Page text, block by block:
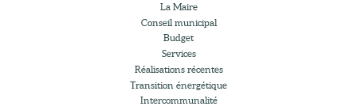
La Maire
Conseil municipal
Budget
Services
Réalisations récentes
Transition énergétique
Intercommunalité